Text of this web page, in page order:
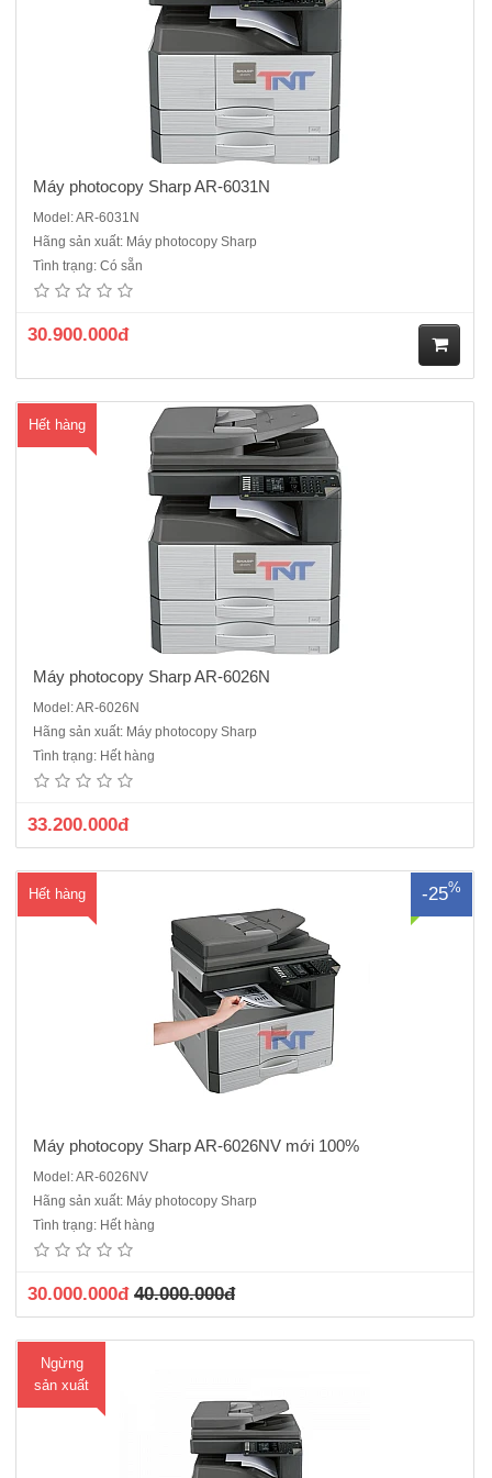
Máy photocopy Sharp AR-6031N
Model: AR-6031N
Hãng sản xuất: Máy photocopy Sharp
Tình trạng: Có sẵn
30.900.000đ
Hết hàng
Máy photocopy Sharp AR-6026N- Chức năng chính : Copy- in mạng-
scan màu- in 2 mặt- chia bộ điện tử- Tốc độ :26 trang /phút Bộ tự động
đảo bản sao có sẵn trong máy- Độ phân giải : 600x600dpi, Chia bộ
Máy photocopy Sharp AR-6026N
Model: AR-6026N
Hãng sản xuất: Máy photocopy Sharp
Tình trạng: Hết hàng
33.200.000đ
Hết hàng -25%
Máy photocopy Sharp AR-6026NV mới 100%Chức năng chuẩn: copy,
in mạng, scan màuTốc độ: 26 trang/phút (A4)Khổ giấy: tối đa A3Bộ
nhớ ram: 320MBKhay giấy tiêu chuẩn: 500 tờ x 2 khayKhay giấy tay:
100 tờĐộ phân giải: 600 x 600 dpiPhóng to – thu nhỏ: ..
Máy photocopy Sharp AR-6026NV mới 100%
Model: AR-6026NV
Hãng sản xuất: Máy photocopy Sharp
Tình trạng: Hết hàng
30.000.000đ 40.000.000đ
Ngừng
sản xuất
Máy photocopy Sharp AR-6020DV mới 100%• Chức năng:
Photocopy , in , scan màu • Sao chụp/in kỹ thuật số (SOPM)• Tốc độ
Copy/in: 20 bản/phút A4 • Bộ phận phân trang điện tử có sẵn• Bộ